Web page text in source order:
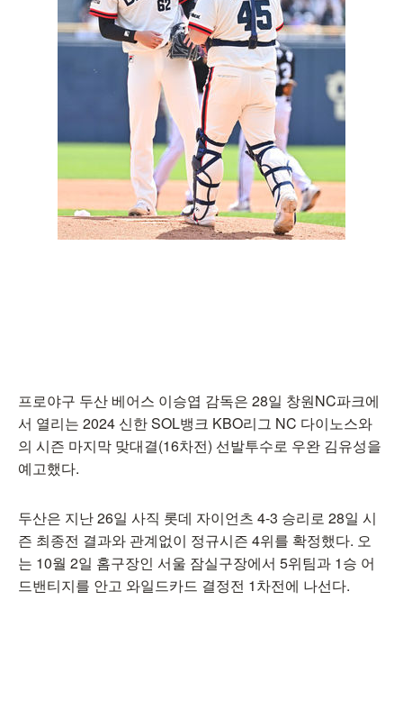
프로야구 두산 베어스 이승엽 감독은 28일 창원NC파크에
서 열리는 2024 신한 SOL뱅크 KBO리그 NC 다이노스와
의 시즌 마지막 맞대결(16차전) 선발투수로 우완 김유성을
예고했다.
두산은 지난 26일 사직 롯데 자이언츠 4-3 승리로 28일 시
즌 최종전 결과와 관계없이 정규시즌 4위를 확정했다. 오
는 10월 2일 홈구장인 서울 잠실구장에서 5위팀과 1승 어
드밴티지를 안고 와일드카드 결정전 1차전에 나선다.